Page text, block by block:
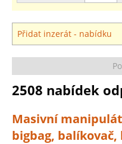
Přidat inzerát - nabídku
2508 nabídek
Masivní
bigbag, balíkovač,